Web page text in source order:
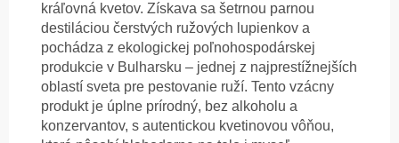
kráľovná kvetov. Získava sa šetrnou parnou
destiláciou čerstvých ružových lupienkov a
pochádza z ekologickej poľnohospodárskej
produkcie v Bulharsku – jednej z najprestížnejších
oblastí sveta pre pestovanie ruží. Tento vzácny
produkt je úplne prírodný, bez alkoholu a
konzervantov, s autentickou kvetinovou vôňou,